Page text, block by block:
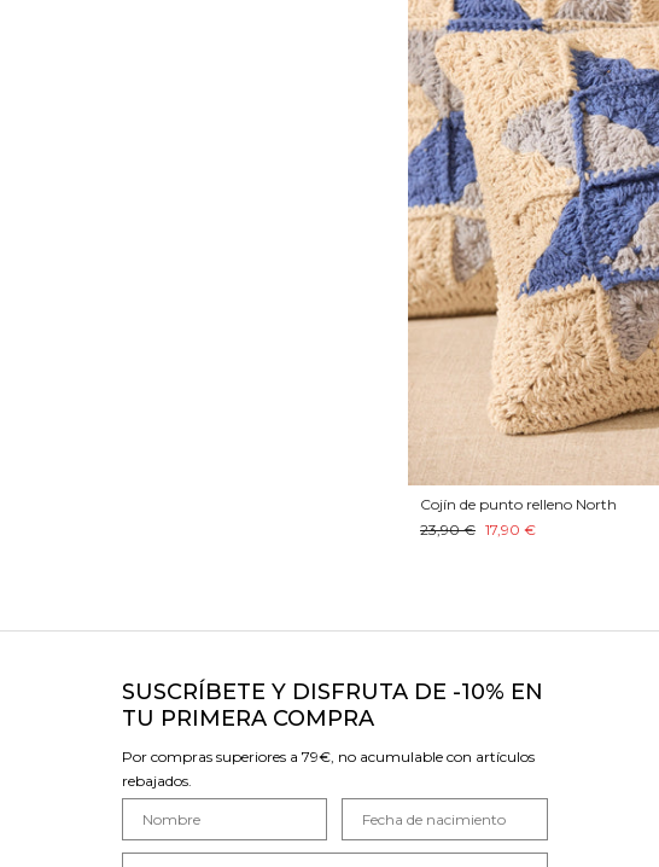
Cojín de punto relleno North
23,90 € 17,90 €
SUSCRÍBETE Y DISFRUTA DE -10% EN
TU PRIMERA COMPRA
Por compras superiores a 79€, no acumulable con artículos
rebajados.